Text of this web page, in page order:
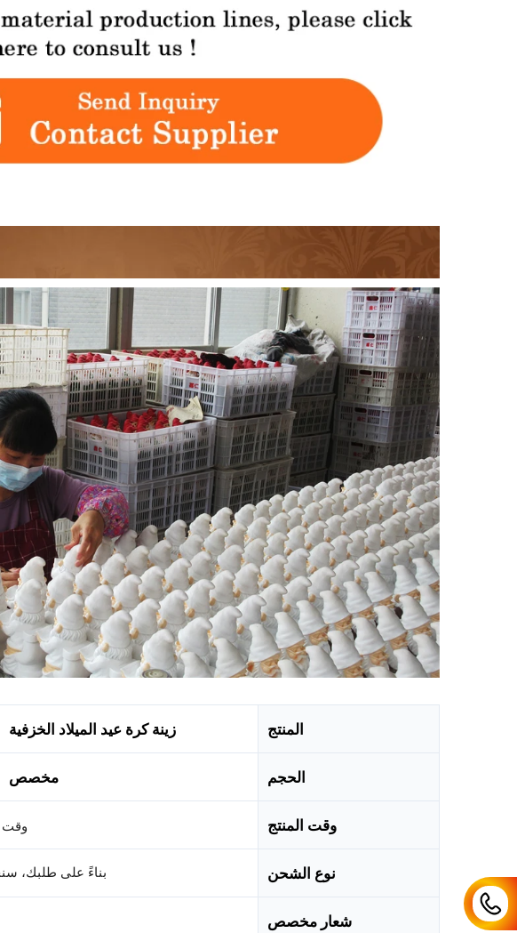
المنتج زينة كرة عيد الميلاد الخزفية
الحجم مخصص
وقت المنتج وقت العينة: 10-
نوع الشحن بناءً على طلبك،
شعار مخصص